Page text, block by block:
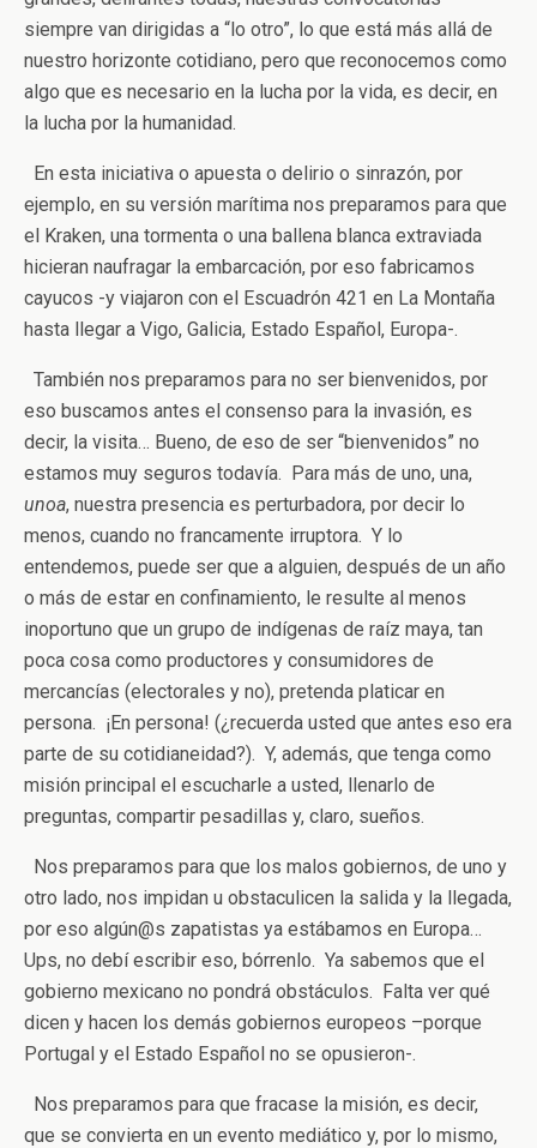
siempre van dirigidas a “lo otro”, lo que está más allá de
nuestro horizonte cotidiano, pero que reconocemos como
algo que es necesario en la lucha por la vida, es decir, en
la lucha por la humanidad.
En esta iniciativa o apuesta o delirio o sinrazón, por
ejemplo, en su versión marítima nos preparamos para que
el Kraken, una tormenta o una ballena blanca extraviada
hicieran naufragar la embarcación, por eso fabricamos
cayucos -y viajaron con el Escuadrón 421 en La Montaña
hasta llegar a Vigo, Galicia, Estado Español, Europa-.
También nos preparamos para no ser bienvenidos, por
eso buscamos antes el consenso para la invasión, es
decir, la visita… Bueno, de eso de ser “bienvenidos” no
estamos muy seguros todavía. Para más de uno, una,
unoa, nuestra presencia es perturbadora, por decir lo
menos, cuando no francamente irruptora. Y lo
entendemos, puede ser que a alguien, después de un año
o más de estar en confinamiento, le resulte al menos
inoportuno que un grupo de indígenas de raíz maya, tan
poca cosa como productores y consumidores de
mercancías (electorales y no), pretenda platicar en
persona. ¡En persona! (¿recuerda usted que antes eso era
parte de su cotidianeidad?). Y, además, que tenga como
misión principal el escucharle a usted, llenarlo de
preguntas, compartir pesadillas y, claro, sueños.
Nos preparamos para que los malos gobiernos, de uno y
otro lado, nos impidan u obstaculicen la salida y la llegada,
por eso algún@s zapatistas ya estábamos en Europa…
Ups, no debí escribir eso, bórrenlo. Ya sabemos que el
gobierno mexicano no pondrá obstáculos. Falta ver qué
dicen y hacen los demás gobiernos europeos –porque
Portugal y el Estado Español no se opusieron-.
Nos preparamos para que fracase la misión, es decir,
que se convierta en un evento mediático y, por lo mismo,